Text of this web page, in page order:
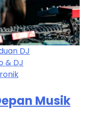
DJ
& DJ
Musik